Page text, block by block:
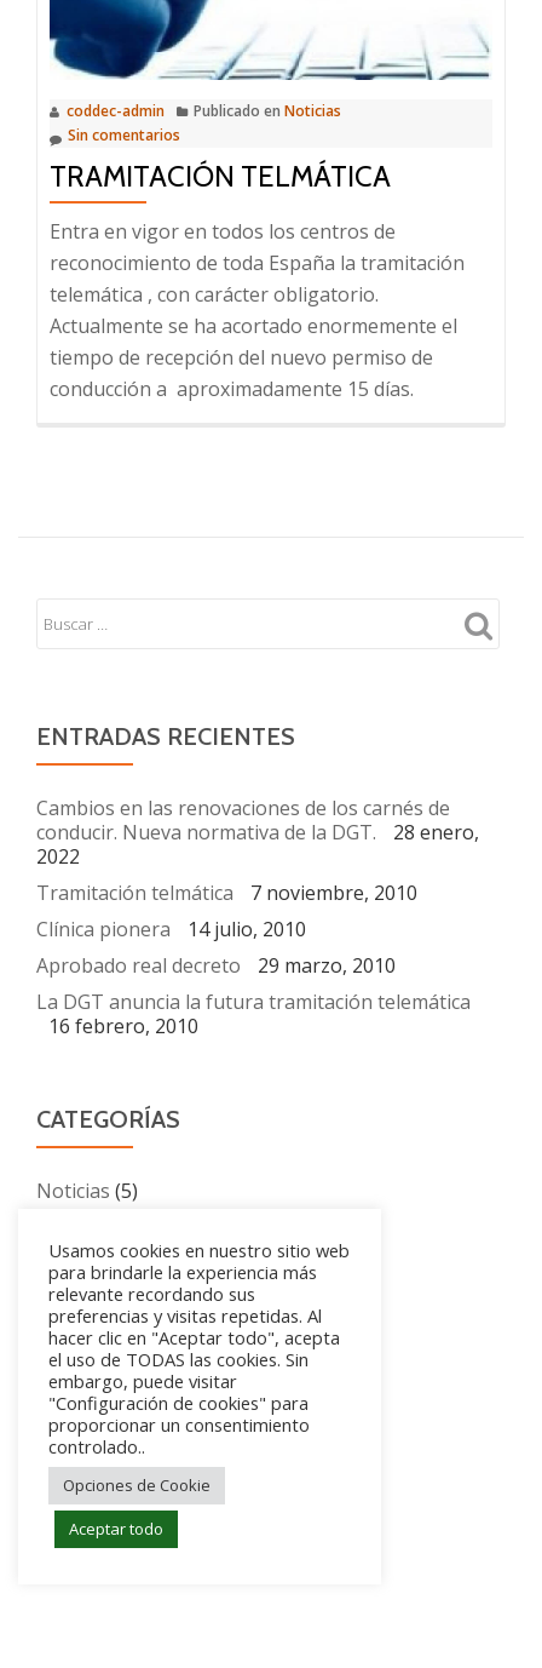
coddec-admin Publicado en Noticias
Sin comentarios
TRAMITACIÓN TELMÁTICA
Entra en vigor en todos los centros de
reconocimiento de toda España la tramitación
telemática , con carácter obligatorio.
Actualmente se ha acortado enormemente el
tiempo de recepción del nuevo permiso de
conducción a aproximadamente 15 días.
ENTRADAS RECIENTES
Cambios en las renovaciones de los carnés de
conducir. Nueva normativa de la DGT.
28 enero,
2022
Tramitación telmática
7 noviembre, 2010
Clínica pionera
14 julio, 2010
Aprobado real decreto
29 marzo, 2010
La DGT anuncia la futura tramitación telemática
16 febrero, 2010
CATEGORÍAS
Noticias (5)
Usamos cookies en nuestro sitio web
para brindarle la experiencia más
relevante recordando sus
preferencias y visitas repetidas. Al
hacer clic en "Aceptar todo", acepta
el uso de TODAS las cookies. Sin
embargo, puede visitar
"Configuración de cookies" para
proporcionar un consentimiento
controlado..
Opciones de Cookie
Aceptar todo